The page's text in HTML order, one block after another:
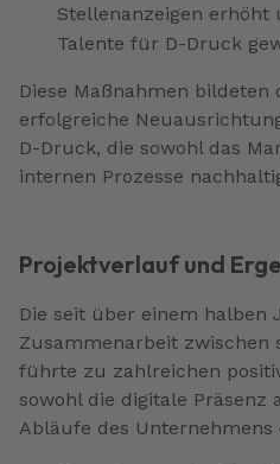
Stellenanzeigen
Talente für D-Druck
Diese Maßnahmen
erfolgreiche
D-Druck, die sowohl das
internen Prozesse
Projektverlauf und
Die seit über einem halben
Zusammenarbeit zwischen
führte zu zahlreichen
sowohl die digitale Präsenz
Abläufe des